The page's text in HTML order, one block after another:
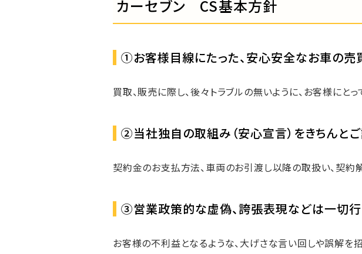
カーセブン CS基本方針
①お客様目線にたった、安心安全なお車の売
買取、販売に際し、後々トラブルの無いように、お客様に
②当社独自の取組み（安心宣言）をきちんとご
契約金のお支払方法、車両のお引渡し以降の取扱い、契約
③営業政策的な虚偽、誇張表現などは一切行
お客様の不利益となるような、大げさな言い回しや誤解を